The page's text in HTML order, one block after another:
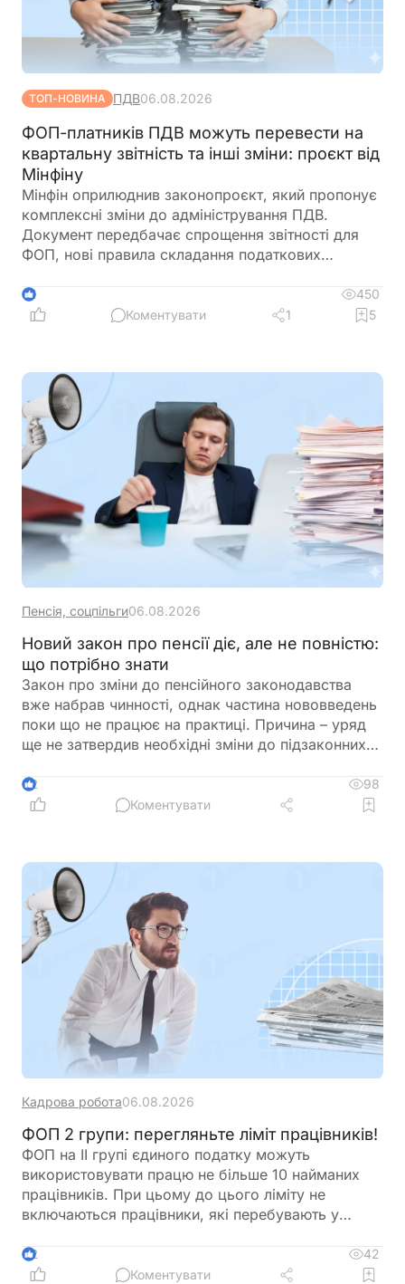
ТОП-НОВИНА ПДВ06.08.2026
ФОП-платників ПДВ можуть перевести на
квартальну звітність та інші зміни: проєкт від
Мінфіну
Мінфін оприлюднив законопроєкт, який пропонує
комплексні зміни до адміністрування ПДВ.
Документ передбачає спрощення звітності для
ФОП, нові правила складання податкових
бюджетного відшкодування та запровадження
квартального звітного періоду для підприємців –
1
450
Коментувати
1 5
Пенсія, соцпільги06.08.2026
Новий закон про пенсії діє, але не повністю:
що потрібно знати
Закон про зміни до пенсійного законодавства
вже набрав чинності, однак частина нововведень
поки що не працює на практиці. Причина – уряд
ще не затвердив необхідні зміни до підзаконних
нових правил щодо підтвердження страхового
стажу та призначення пенсій
2
98
Коментувати
Кадрова робота06.08.2026
ФОП 2 групи: перегляньте ліміт працівників!
ФОП на ІІ групі єдиного податку можуть
використовувати працю не більше 10 найманих
працівників. При цьому до цього ліміту не
включаються працівники, які перебувають у
відпустці для догляду за дитиною. Перед
оформленням нового працівника варто
2
42
Коментувати